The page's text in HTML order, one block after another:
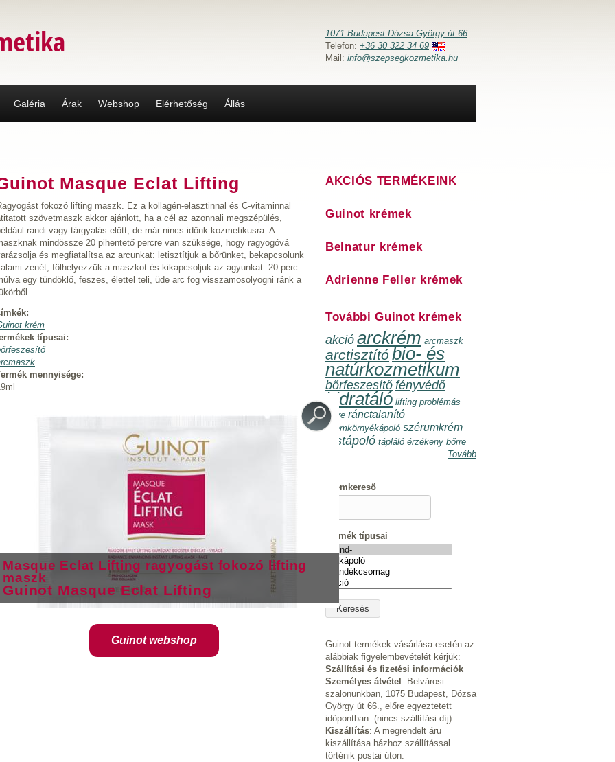
1071 Budapest Dózsa György út 66
Telefon: +36 30 322 34 69
Mail: info@szepsegkozmetika.hu
Galéria Árak Webshop Elérhetőség Állás
Masque Eclat Lifting
fokozó lifting maszk. Ez a kollagén-elasztinnal és C-vitaminnal
szövetmaszk akkor ajánlott, ha a cél az azonnali megszépülés,
randi vagy tárgyalás előtt, de már nincs időnk kozmetikusra. A
mindössze 20 pihentető percre van szüksége, hogy ragyogóvá
és megfiatalítsa az arcunkat: letisztítjuk a bőrünket, bekapcsolunk
zenét, fölhelyezzük a maszkot és kikapcsoljuk az agyunkat. 20 perc
egy tündöklő, feszes, élettel teli, üde arc fog visszamosolyogni ránk a
krém
típusai:
mennyisége:
Masque Eclat Lifting ragyogást fokozó lifting
maszk
Guinot Masque Eclat Lifting
Guinot webshop
AKCIÓS TERMÉKEINK
Guinot krémek
Belnatur krémek
Adrienne Feller krémek
További Guinot krémek
akció arckrém arcmaszk
arctisztító bio- és
natúrkozmetikum
bőrfeszesítő fényvédő
hidratáló lifting problémás
bőrre ránctalanító
szemkörnyékápoló szérumkrém
testápoló tápláló érzékeny bőrre
Tovább
Krémkereső
Termék típusai
Guinot termékek vásárlása esetén az
alábbiak figyelembevételét kérjük:
Szállítási és fizetési információk
Személyes átvétel : Belvárosi
szalonunkban, 1075 Budapest, Dózsa
György út 66., előre egyeztetett
időpontban. (nincs szállítási díj)
Kiszállítás: A megrendelt áru
kiszállítása házhoz szállítással
történik postai úton.